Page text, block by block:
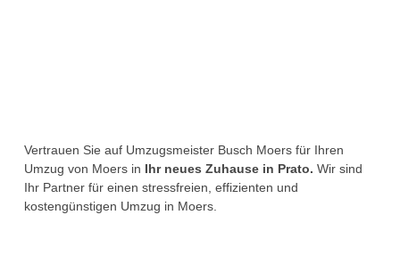
Vertrauen Sie auf Umzugsmeister Busch Moers für Ihren
Umzug von Moers in Ihr neues Zuhause in Prato. Wir sind
Ihr Partner für einen stressfreien, effizienten und
kostengünstigen Umzug in Moers.